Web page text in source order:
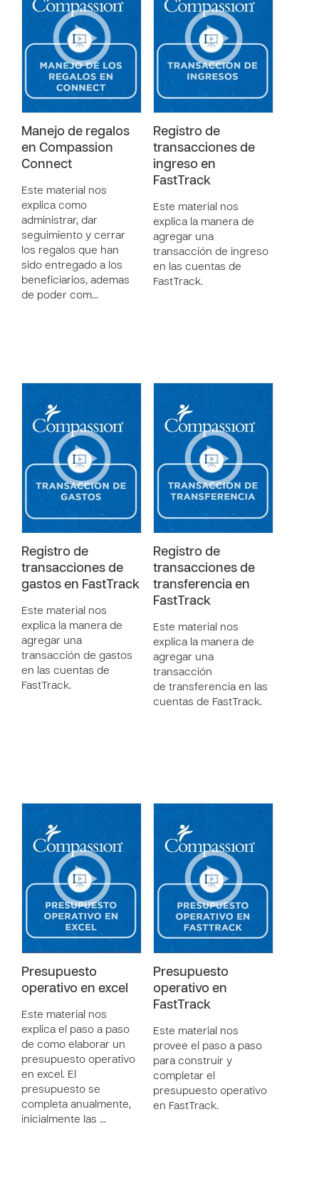
Manejo de regalos
en Compassion
Connect
Este material nos
explica como
administrar, dar
seguimiento y cerrar
los regalos que han
sido entregado a los
beneficiarios, ademas
de poder com…
Registro de
transacciones de
ingreso en
FastTrack
Este material nos
explica la manera de
agregar una
transacción de ingreso
en las cuentas de
FastTrack.
Registro de
transacciones de
gastos en FastTrack
Este material nos
explica la manera de
agregar una
transacción de gastos
en las cuentas de
FastTrack.
Registro de
transacciones de
transferencia en
FastTrack
Este material nos
explica la manera de
agregar una
transacción
de transferencia en las
cuentas de FastTrack.
Presupuesto
operativo en excel
Este material nos
explica el paso a paso
de como elaborar un
presupuesto operativo
en excel. El
presupuesto se
completa anualmente,
inicialmente las …
Presupuesto
operativo en
FastTrack
Este material nos
provee el paso a paso
para construir y
completar el
presupuesto operativo
en FastTrack.